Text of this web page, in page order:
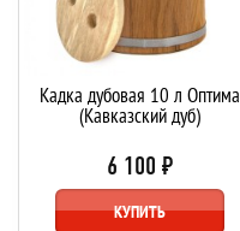
Кадка дубовая 10 л Оптима
(Кавказский дуб)
6 100 ₽
КУПИТЬ